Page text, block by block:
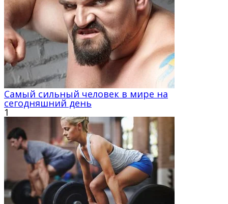
Самый сильный человек в мире на
сегодняшний день
1